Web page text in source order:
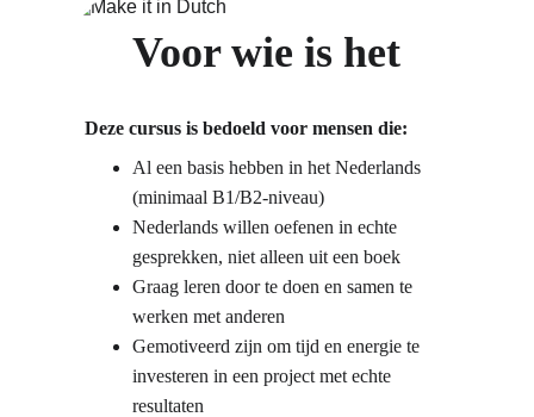
Voor wie is het
Deze cursus is bedoeld voor mensen die:
Al een basis hebben in het Nederlands
(minimaal B1/B2-niveau)
Nederlands willen oefenen in echte
gesprekken, niet alleen uit een boek
Graag leren door te doen en samen te
werken met anderen
Gemotiveerd zijn om tijd en energie te
investeren in een project met echte
resultaten